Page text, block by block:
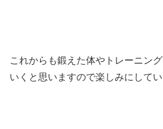
これからも鍛えた体やトレーニン
いくと思いますので楽しみにしてい